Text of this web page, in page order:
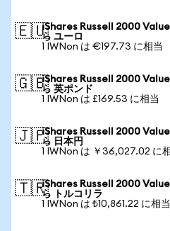
🇪🇺iShares Russell 2000
ら ユーロ
1 IWNon は €197.73 に相当
🇬🇧iShares Russell 2000
ら 英ポンド
1 IWNon は £169.53 に相当
🇯🇵iShares Russell 2000
ら 日本円
1 IWNon は ￥36,027.02 に
🇹🇷iShares Russell 2000
ら トルコリラ
1 IWNon は ₺10,861.22 に相当